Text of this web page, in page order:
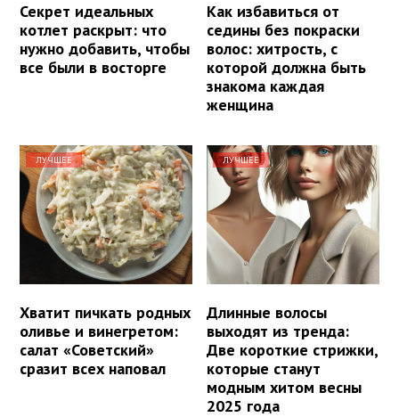
Секрет идеальных
котлет раскрыт: что
нужно добавить, чтобы
все были в восторге
Как избавиться от
седины без покраски
волос: хитрость, с
которой должна быть
знакома каждая
женщина
ЛУЧШЕЕ
Хватит пичкать родных
оливье и винегретом:
салат «Советский»
сразит всех наповал
ЛУЧШЕЕ
Длинные волосы
выходят из тренда:
Две короткие стрижки,
которые станут
модным хитом весны
2025 года